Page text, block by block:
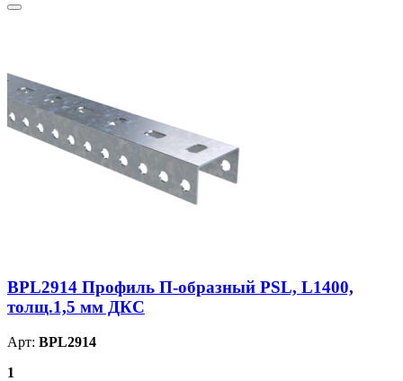
BPL2914 Профиль П-образный PSL, L1400,
толщ.1,5 мм ДКС
Арт: BPL2914
1